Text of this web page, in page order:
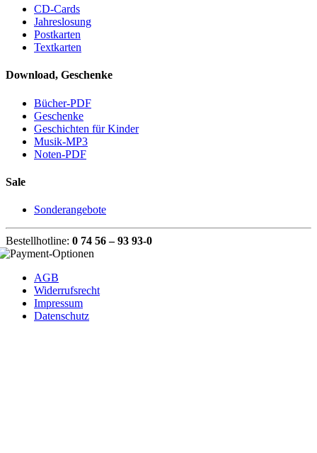
CD-Cards
Jahreslosung
Postkarten
Textkarten
Download, Geschenke
Bücher-PDF
Geschenke
Geschichten für Kinder
Musik-MP3
Noten-PDF
Sale
Sonderangebote
Bestellhotline: 0 74 56 – 93 93-0
AGB
Widerrufsrecht
Impressum
Datenschutz